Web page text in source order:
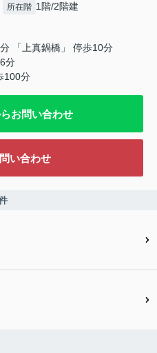
所在階 1階/2階建
「上真鍋橋」 停歩10分
分
100分
お問い合わせ
い合わせ